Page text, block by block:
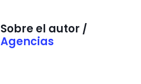
Sobre el autor /
Agencias